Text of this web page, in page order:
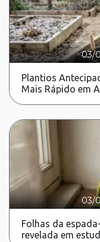
03/
Plantios
Mais Rápido em
03/
Folhas da
revelada em